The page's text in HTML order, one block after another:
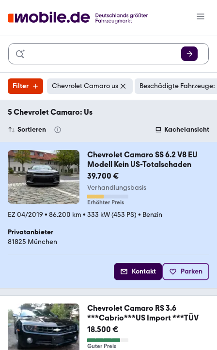
Filter Chevrolet Camaro us Beschädigte
5 Chevrolet Camaro: Us
Sortieren Kachelansicht
Chevrolet Camaro SS 6.2 V8 EU
Modell Kein US-Totalschaden
39.700 €
Verhandlungsbasis
Erhöhter Preis
EZ 04/2019 • 86.200 km • 333 kW (453 PS) • Benzin
Privatanbieter
81825 München
Kontakt Parken
Chevrolet Camaro RS 3.6
***Cabrio***US Import ***TÜV
18.500 €
Guter Preis